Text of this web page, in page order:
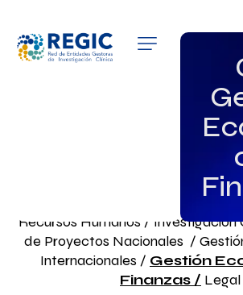
QUIÉNES SOMOS
GRUPOS DE
NOTICIAS
Recursos Humanos / Investigación
de Proyectos Nacionales /
Internacionales / Gestión
Finanzas / Legal